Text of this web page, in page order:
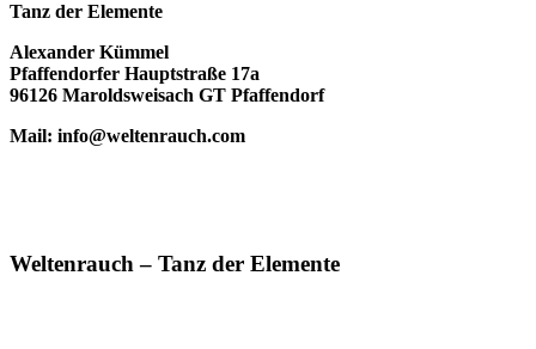
Tanz der Elemente
Alexander Kümmel
Pfaffendorfer Hauptstraße 17a
96126 Maroldsweisach GT Pfaffendorf
Mail: info@weltenrauch.com
Weltenrauch – Tanz der Elemente